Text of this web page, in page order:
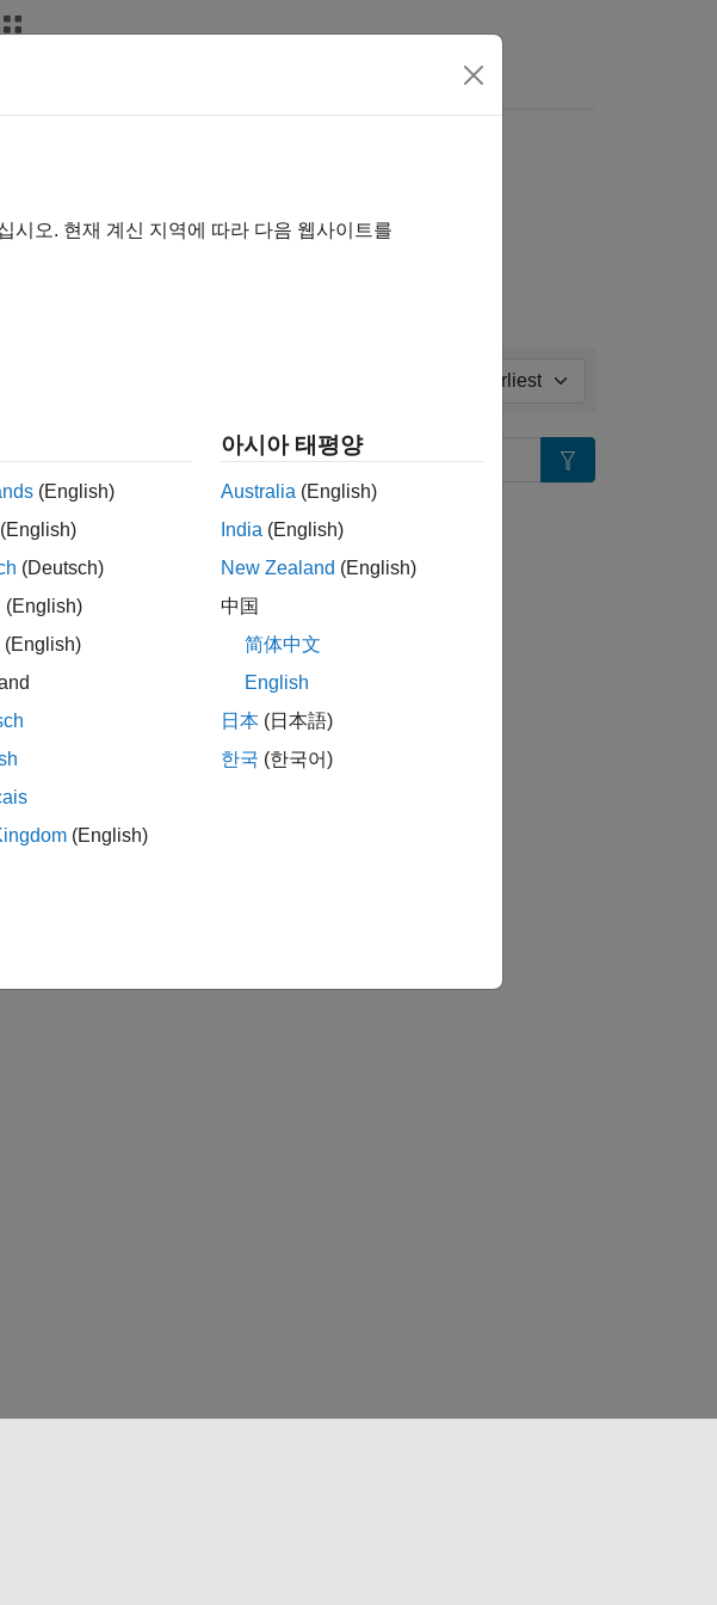
Notes
expand all in page
useful was this information?
시오. 현재 계신 지역에 따라 다음 웹사이트를
(English)
(English)
(Deutsch)
(English)
(English)
(English)
아시아 태평양
Australia (English)
India (English)
New Zealand (English)
中国
简体中文
English
日本 (日本語)
한국 (한국어)